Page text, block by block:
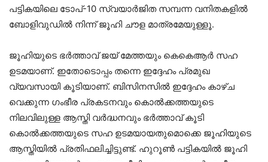
പട്ടികയിലെ ടോപ്-10 സ്വയാർജിത സമ്പന്ന വനിതകളിൽ
ബോളിവുഡിൽ നിന്ന് ജൂഹി ചൗള മാത്രമേയുള്ളൂ.
ജൂഹിയുടെ ഭർ‌ത്താവ് ജയ് മേത്തയും കെകെആർ സഹ
ഉടമയാണ്. ഇതോടൊപ്പം തന്നെ ഇദ്ദേഹം പ്രമുഖ
വ്യവസായി കൂടിയാണ്. ബിസിനസിൽ ഇദ്ദേഹം കാഴ്ച
വെക്കുന്ന ഗംഭീര പ്രകടനവും കൊൽക്കത്തയുടെ
നിലവിലുള്ള ആസ്തി വർദ്ധനവും ഭർത്താവ് കൂടി
കൊൽക്കത്തയുടെ സഹ ഉടമയായതുമൊക്കെ ജൂഹിയുടെ
ആസ്തിയിൽ പ്രതിഫലിച്ചിട്ടുണ്ട്. ഹുറൂൺ പട്ടികയിൽ ജൂഹി